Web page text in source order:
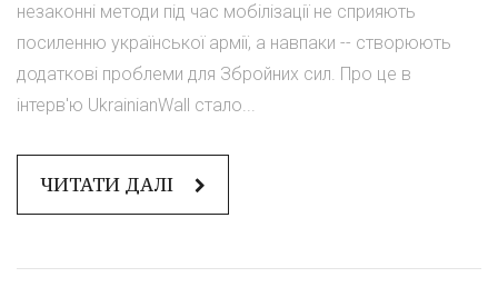
незаконні методи під час мобілізації не сприяють
посиленню української армії, а навпаки -- створюють
додаткові проблеми для Збройних сил. Про це в
інтерв'ю UkrainianWall стало...
ЧИТАТИ ДАЛІ